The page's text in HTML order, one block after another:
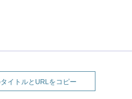
イトルとURLをコピー